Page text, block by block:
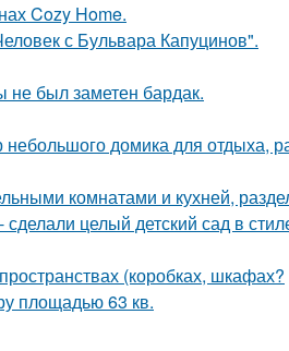
Cozy Home.
с Бульвара Капуцинов".
не был заметен бардак.
домика для отдыха,
комнатами и кухней,
целый детский сад в
(коробках, шкафах?
площадью 63 кв.